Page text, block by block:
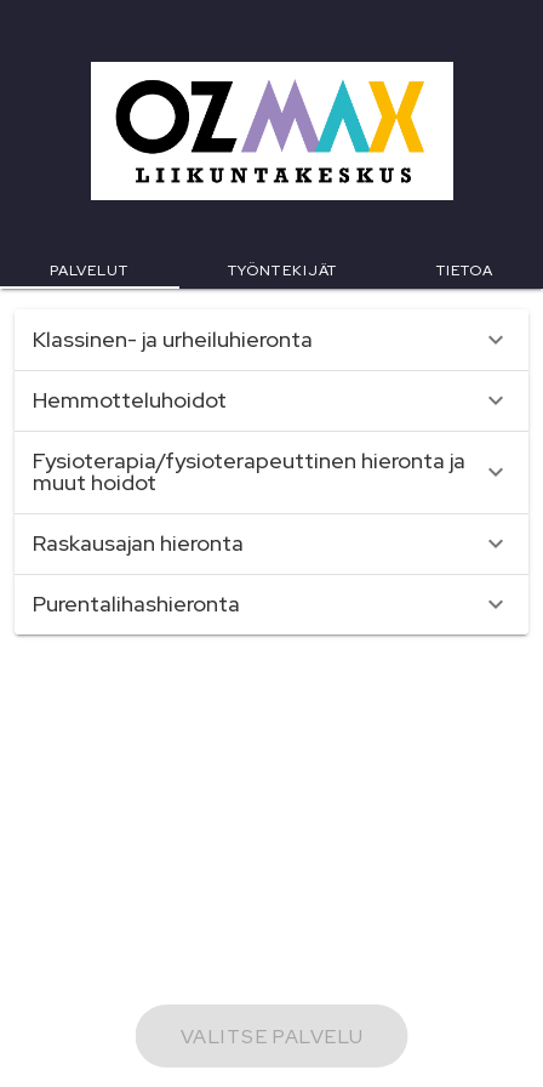
PALVELUT TYÖNTEKIJÄT TIETOA
palvelukategoriat
Klassinen- ja urheiluhieronta
Hemmotteluhoidot
Fysioterapia/fysioterapeuttinen hieronta ja
muut hoidot
Raskausajan hieronta
Purentalihashieronta
VALITSE PALVELU